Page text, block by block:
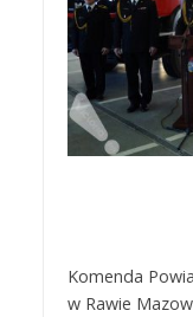
Komenda
w Rawie